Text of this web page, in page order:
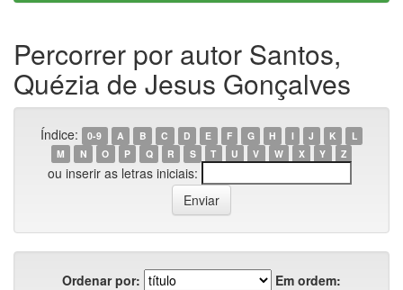
Percorrer por autor Santos,
Quézia de Jesus Gonçalves
Índice: 0-9 A B C D E F G H I J K
L
M
N O P Q R S T U V W X Y Z
ou inserir as letras iniciais:
Ordenar por:
Em ordem: